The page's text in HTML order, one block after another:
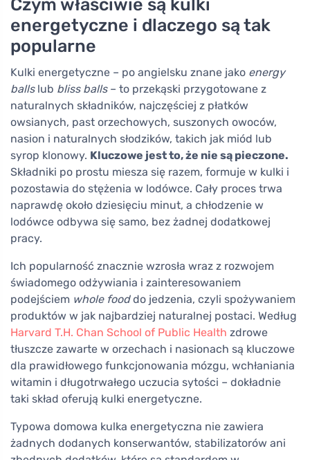
Czym właściwie są kulki
energetyczne i dlaczego są tak
popularne
Kulki energetyczne – po angielsku znane jako energy
ballslub bliss balls– to przekąski przygotowane z
naturalnych składników, najczęściej z płatków
owsianych, past orzechowych, suszonych owoców,
nasion i naturalnych słodzików, takich jak miód lub
syrop klonowy. Kluczowe jest to, że nie są pieczone.
Składniki po prostu miesza się razem, formuje w kulki i
pozostawia do stężenia w lodówce. Cały proces trwa
naprawdę około dziesięciu minut, a chłodzenie w
lodówce odbywa się samo, bez żadnej dodatkowej
pracy.
Ich popularność znacznie wzrosła wraz z rozwojem
świadomego odżywiania i zainteresowaniem
podejściem whole fooddo jedzenia, czyli spożywaniem
produktów w jak najbardziej naturalnej postaci. Według
Harvard T.H. Chan School of Public Health zdrowe
tłuszcze zawarte w orzechach i nasionach są kluczowe
dla prawidłowego funkcjonowania mózgu, wchłaniania
witamin i długotrwałego uczucia sytości – dokładnie
taki skład oferują kulki energetyczne.
Typowa domowa kulka energetyczna nie zawiera
żadnych dodanych konserwantów, stabilizatorów ani